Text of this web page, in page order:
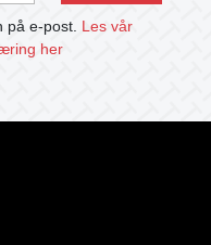
på e-post. Les vår
her